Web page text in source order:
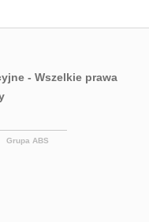
- Wszelkie prawa
Grupa ABS